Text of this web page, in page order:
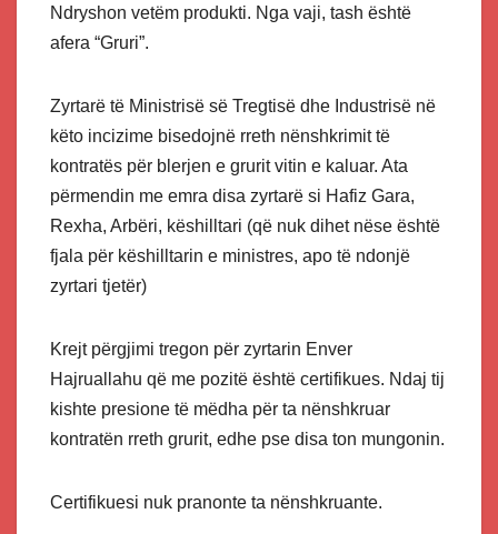
Ndryshon vetëm produkti. Nga vaji, tash është
afera “Gruri”.
Zyrtarë të Ministrisë së Tregtisë dhe Industrisë në
këto incizime bisedojnë rreth nënshkrimit të
kontratës për blerjen e grurit vitin e kaluar. Ata
përmendin me emra disa zyrtarë si Hafiz Gara,
Rexha, Arbëri, këshilltari (që nuk dihet nëse është
fjala për këshilltarin e ministres, apo të ndonjë
zyrtari tjetër)
Krejt përgjimi tregon për zyrtarin Enver
Hajruallahu që me pozitë është certifikues. Ndaj tij
kishte presione të mëdha për ta nënshkruar
kontratën rreth grurit, edhe pse disa ton mungonin.
Certifikuesi nuk pranonte ta nënshkruante.